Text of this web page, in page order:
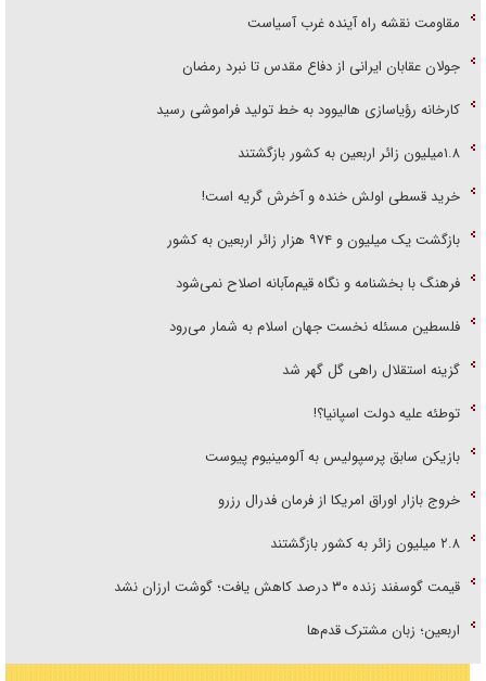
مقاومت نقشه راه آینده غرب آسیاست
جولان عقابان ایرانی از دفاع مقدس تا نبرد رمضان
کارخانه رؤیاسازی هالیوود به خط تولید فراموشی رسید
۱.۸میلیون زائر اربعین به کشور بازگشتند
خرید قسطی اولش خنده و آخرش گریه است!
بازگشت یک میلیون و ۹۷۴ هزار زائر اربعین به کشور
فرهنگ با بخشنامه و نگاه قیم‌مآبانه اصلاح نمی‌شود
فلسطین مسئله نخست جهان اسلام به شمار می‌رود
گزینه استقلال راهی گل گهر شد
توطئه علیه دولت اسپانیا؟!
بازیکن سابق پرسپولیس به آلومینیوم پیوست
خروج بازار اوراق امریکا از فرمان فدرال رزرو
۲.۸ میلیون زائر به کشور بازگشتند
قیمت گوسفند زنده ۳۰ درصد کاهش یافت؛ گوشت ارزان نشد
اربعین؛ زبان مشترک قدم‌ها